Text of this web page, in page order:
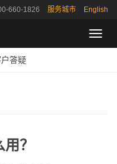
660-1826 服务城市 English
导
航
答疑
？